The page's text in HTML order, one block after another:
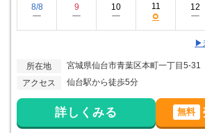
8/8
ー
9
ー
10
ー
11
○
12
ー
▶
所在地
宮城県仙台市青葉区本町一丁目5-31
アクセス
仙台駅から徒歩5分
詳しくみる 無料